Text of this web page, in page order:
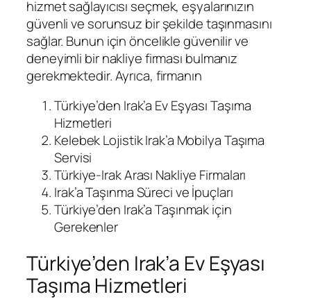
hizmet sağlayıcısı seçmek, eşyalarınızın
güvenli ve sorunsuz bir şekilde taşınmasını
sağlar. Bunun için öncelikle güvenilir ve
deneyimli bir nakliye firması bulmanız
gerekmektedir. Ayrıca, firmanın
Türkiye’den Irak’a Ev Eşyası Taşıma
Hizmetleri
Kelebek Lojistik Irak’a Mobilya Taşıma
Servisi
Türkiye-Irak Arası Nakliye Firmaları
Irak’a Taşınma Süreci ve İpuçları
Türkiye’den Irak’a Taşınmak için
Gerekenler
Türkiye’den Irak’a Ev Eşyası
Taşıma Hizmetleri